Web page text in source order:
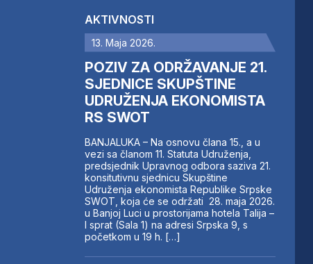
AKTIVNOSTI
13. Maja 2026.
POZIV ZA ODRŽAVANJE 21.
SJEDNICE SKUPŠTINE
UDRUŽENJA EKONOMISTA
RS SWOT
BANJALUKA – Na osnovu člana 15., a u
vezi sa članom 11. Statuta Udruženja,
predsjednik Upravnog odbora saziva 21.
konsitutivnu sjednicu Skupštine
Udruženja ekonomista Republike Srpske
SWOT, koja će se održati 28. maja 2026.
u Banjoj Luci u prostorijama hotela Talija –
I sprat (Sala 1) na adresi Srpska 9, s
početkom u 19 h. […]